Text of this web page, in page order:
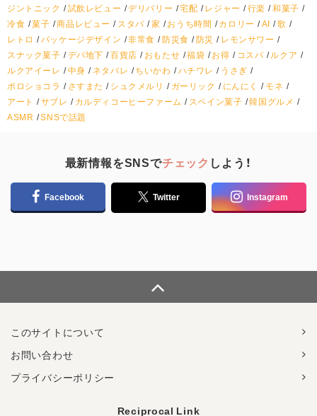
ジントニック
試飲レビュー デリバリー 宅配 レジャー 行楽
和菓子
冷食 菓子 商品レビュー スタバ 家 おうち時間 カロリー AI
歌
レトロ
パッケージデザイン 非常食 防災食 防災
レモンサワー
スナック菓子
デパ地下 百貨店 おもたせ 福袋 お得 コスパ
ルクア
ルクアイーレ
中身 ネタバレ ちいかわ ハチワレ
うさぎ
ポロショコラ
さすまた シュクメルリ ガーリック にんにく
モネ
アート
サブレ カルディコーヒーファーム スペイン菓子 韓国グルメ
ASMR
SNSで話題
最新情報をSNSでチェック しよう！
Facebook Twitter Instagram
このサイトについて
お問い合わせ
プライバシーポリシー
Reciprocal Link